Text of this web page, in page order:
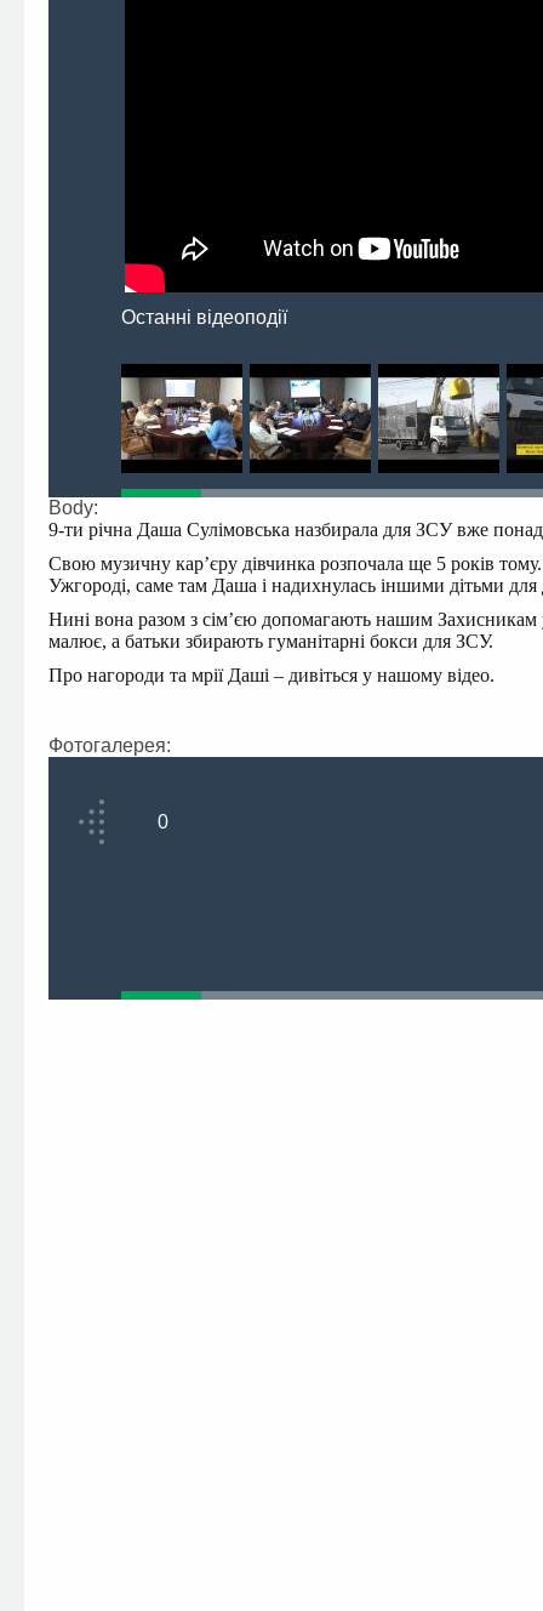
Останні відеоподії
Body:
9-ти річна Даша Сулімовська назбирала для ЗСУ вже
Свою музичну карʼєру дівчинка розпочала ще 5 років
Ужгороді, саме там Даша і надихнулась іншими дітьми
Нині вона разом з сімʼєю допомагають нашим
малює, а батьки збирають гуманітарні бокси для ЗСУ.
Про нагороди та мрії Даші – дивіться у нашому відео.
Фотогалерея:
0